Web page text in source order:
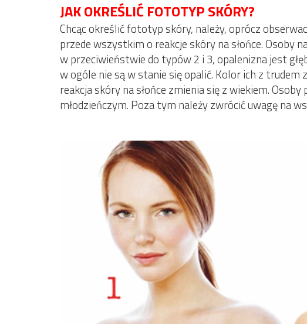
JAK OKREŚLIĆ FOTOTYP SKÓRY?
Chcąc określić fototyp skóry, należy, oprócz
przede wszystkim o reakcje skóry na słońce. Osoby
w przeciwieństwie do typów 2 i 3, opalenizna jest
w ogóle nie są w stanie się opalić. Kolor ich z
reakcja skóry na słońce zmienia się z wiekiem.
młodzieńczym. Poza tym należy zwrócić uwagę na